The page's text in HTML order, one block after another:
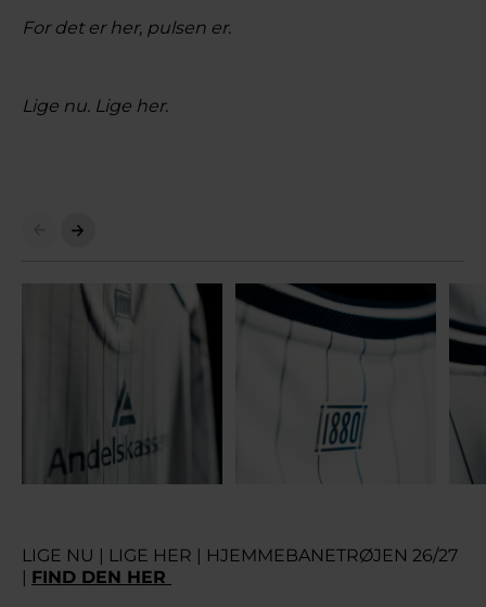
For det er her, pulsen er.
Lige nu. Lige her.
LIGE NU | LIGE HER | HJEMMEBANETRØJEN 26/27
| FIND DEN HER